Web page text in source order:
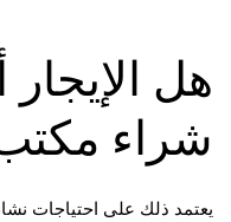
هل
شراء
يعتمد ذلك على احتياجات